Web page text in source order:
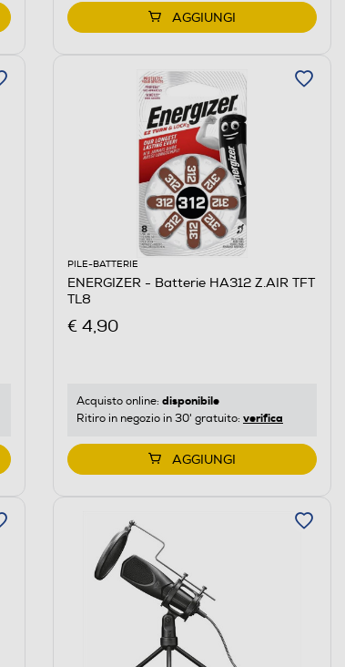
AGGIUNGI
PILE-BATTERIE
ENERGIZER - Batterie HA312 Z.AIR TFT
TL8
€ 4,90
Acquisto online: disponibile
Ritiro in negozio in 30' gratuito: verifica
AGGIUNGI